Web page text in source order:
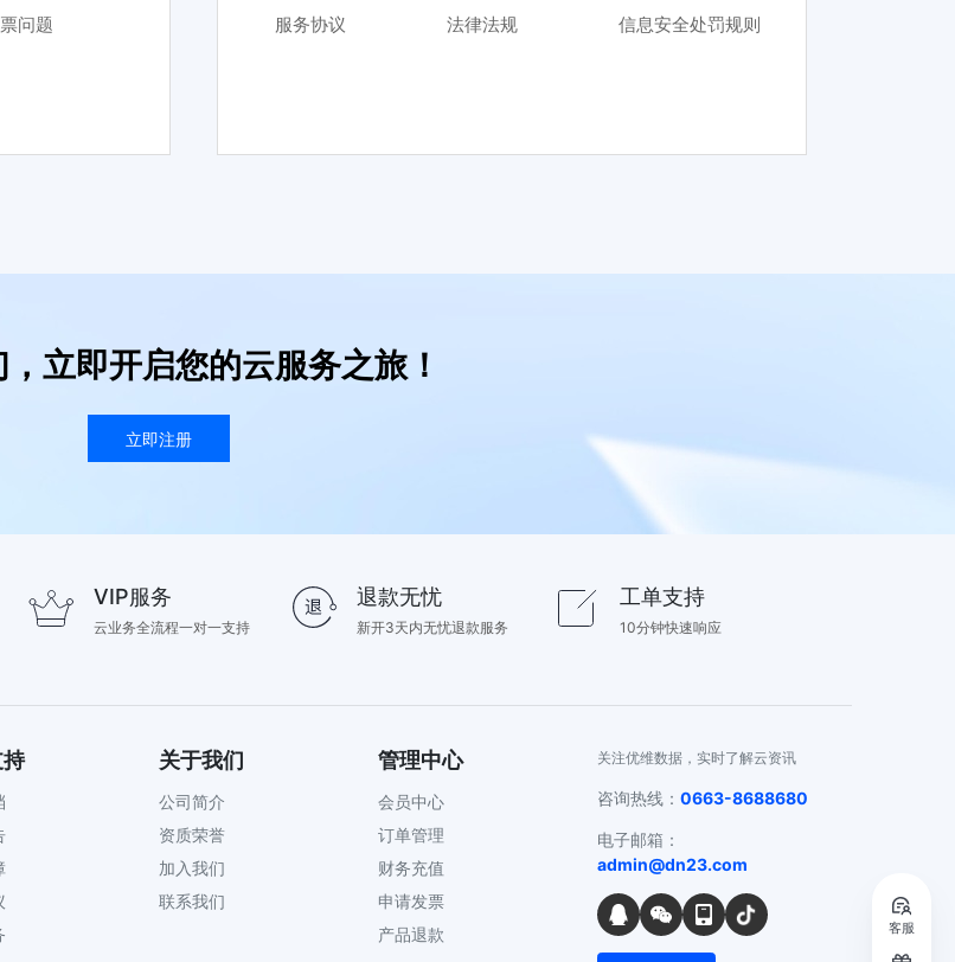
问题
服务协议 法律法规 信息安全处罚规则
立即开启您的云服务之旅！
立即注册
VIP服务
云业务全流程一对一支持
退款无忧
新开3天内无忧退款服务
工单支持
10分钟快速响应
关于我们
公司简介
资质荣誉
加入我们
联系我们
管理中心
会员中心
订单管理
财务充值
申请发票
产品退款
关注优维数据，实时了解云资讯
咨询热线： 0663-8688680
电子邮箱：
admin@dn23.com
客服